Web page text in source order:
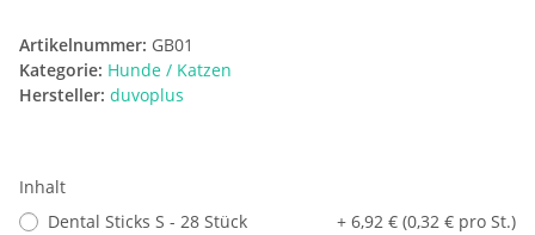
Artikelnummer: GB01
Kategorie: Hunde / Katzen
Hersteller: duvoplus
Inhalt
Dental Sticks S - 28 Stück
+ 6,92 € (0,32 € pro St.)